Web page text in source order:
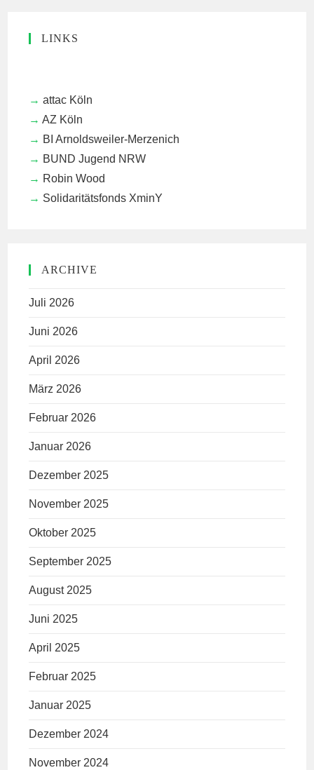
LINKS
attac Köln
AZ Köln
BI Arnoldsweiler-Merzenich
BUND Jugend NRW
Robin Wood
Solidaritätsfonds XminY
ARCHIVE
Juli 2026
Juni 2026
April 2026
März 2026
Februar 2026
Januar 2026
Dezember 2025
November 2025
Oktober 2025
September 2025
August 2025
Juni 2025
April 2025
Februar 2025
Januar 2025
Dezember 2024
November 2024